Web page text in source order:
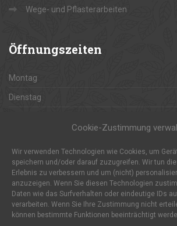
Cookie-Zustimmung
Wir verwenden Technologien wie Cookies, um
speichern und/oder darauf zuzugreifen. Wir tun
Erlebnis zu verbessern und um (nicht)
anzuzeigen. Wenn Sie diesen Technologien
Daten wie das Surfverhalten oder eindeutige IDs
verarbeiten. Wenn Sie Ihre Zustimmung nicht
können bestimmte Funktionen beeinträchtigt
Wege- und Pflasterarbeiten
Öffnungszeiten
Montag
Dienstag
Freitag
Samstag
Sonntag